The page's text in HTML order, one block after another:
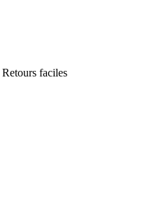
Retours faciles